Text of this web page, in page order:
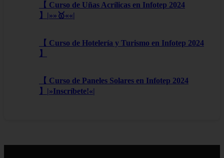
【 Curso de Uñas Acrílicas en Infotep 2024
】|»»🥇««|
【 Curso de Hotelería y Turismo en Infotep 2024
】
【 Curso de Paneles Solares en Infotep 2024
】|»Inscríbete!«|